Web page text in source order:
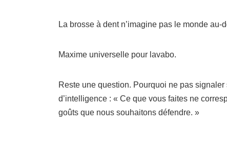
La brosse à dent n’imagine pas le monde au-
Maxime universelle pour lavabo.
Reste une question. Pourquoi ne pas
d’intelligence : « Ce que vous faites ne
goûts que nous souhaitons défendre. »